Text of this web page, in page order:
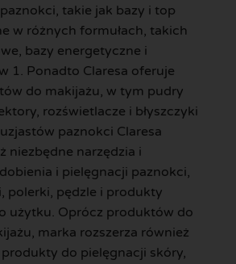
takie jak bazy i top
w różnych formułach, takich
bazy energetyczne i
1. Ponadto Claresa oferuje
do makijażu, w tym pudry
rozświetlacze i błyszczyki
paznokci Claresa
niezbędne narzędzia i
i pielęgnacji paznokci,
polerki, pędzle i produkty
użytku. Oprócz produktów do
marka rozszerza również
do pielęgnacji skóry,